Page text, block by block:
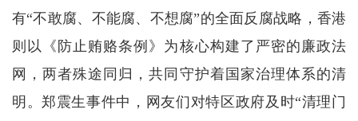
有“不敢腐、不能腐、不想腐”的全面反腐战略，香港
则以《防止贿赂条例》为核心构建了严密的廉政法
网，两者殊途同归，共同守护着国家治理体系的清
明。郑震生事件中，网友们对特区政府及时“清理门